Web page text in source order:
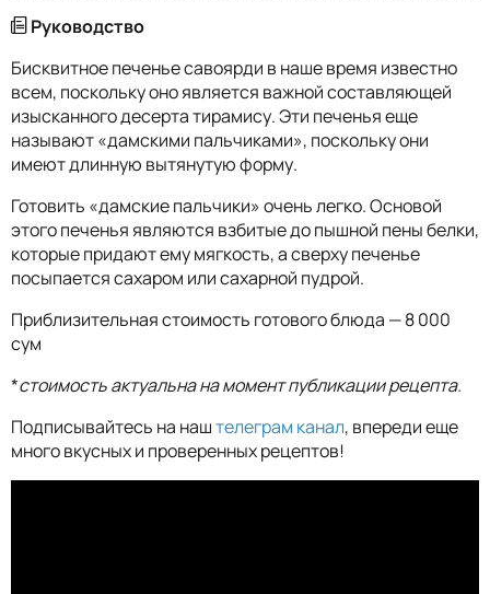
Руководство
Бисквитное печенье савоярди в наше время известно
всем, поскольку оно является важной составляющей
изысканного десерта тирамису. Эти печенья еще
называют «дамскими пальчиками», поскольку они
имеют длинную вытянутую форму.
Готовить «дамские пальчики» очень легко. Основой
этого печенья являются взбитые до пышной пены белки,
которые придают ему мягкость, а сверху печенье
посыпается сахаром или сахарной пудрой.
Приблизительная стоимость готового блюда — 8 000
сум
*стоимость актуальна на момент публикации рецепта.
Подписывайтесь на наштелеграм канал, впереди еще
много вкусных и проверенных рецептов!